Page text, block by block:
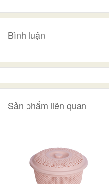
Bình luận
Sản phẩm liên quan